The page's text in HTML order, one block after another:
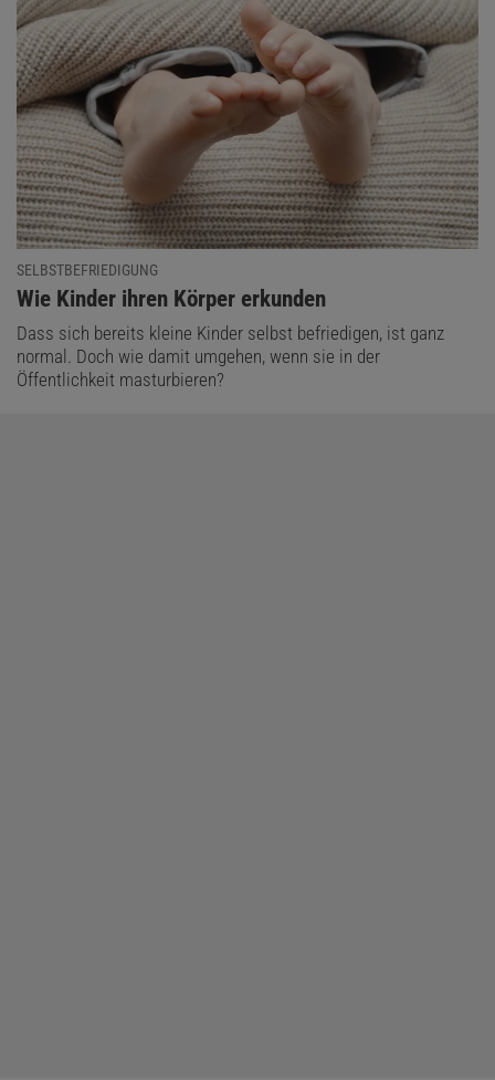
SELBSTBEFRIEDIGUNG
:
Wie Kinder ihren Körper erkunden
Dass sich bereits kleine Kinder selbst befriedigen, ist ganz
normal. Doch wie damit umgehen, wenn sie in der
Öffentlichkeit masturbieren?